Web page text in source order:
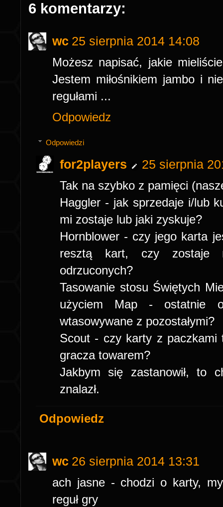
6 komentarzy:
wc 25 sierpnia 2014 14:08
Możesz napisać, jakie
Jestem miłośnikiem jambo i
regułami ...
Odpowiedz
Odpowiedzi
for2players 25 sierpnia
Tak na szybko z pamięci
Haggler - jak sprzedaje i/lub
mi zostaje lub jaki zyskuje?
Hornblower - czy jego karta
resztą kart, czy
odrzuconych?
Tasowanie stosu Świętych
użyciem Map - ostatnie
wtasowywane z pozostałymi?
Scout - czy karty z paczkami
gracza towarem?
Jakbym się zastanowił, to
znalazł.
Odpowiedz
wc 26 sierpnia 2014 13:31
ach jasne - chodzi o karty,
reguł gry